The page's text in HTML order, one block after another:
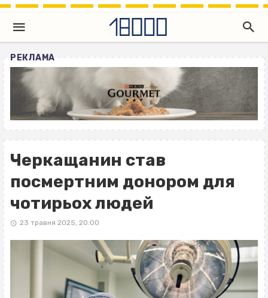
РЕКЛАМА
Черкащанин став
посмертним донором для
чотирьох людей
23 травня 2025, 20:00